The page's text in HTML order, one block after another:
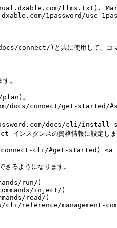
llms.txt).
1password/use-
)と共に使用して、コマンド
。
。
docs/connect/get-started/
docs/cli/
インスタンスの資格情報に設定しま
cli/#get-started) <a
るようになります。
run/)
inject/)
read/)
management-